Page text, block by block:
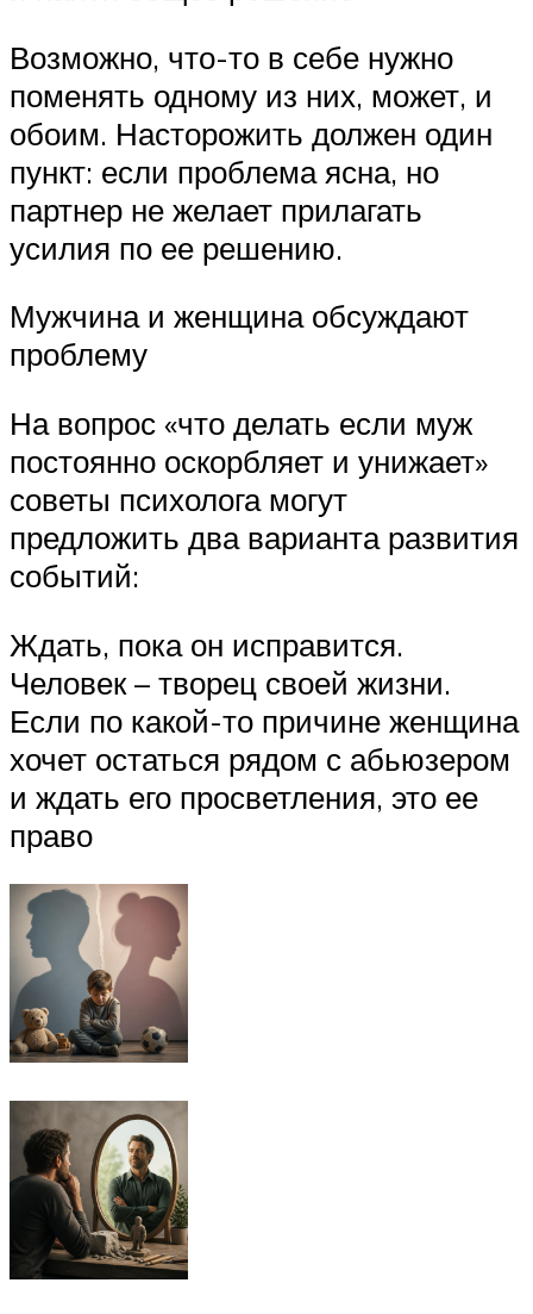
Возможно, что-то в себе нужно
поменять одному из них, может, и
обоим. Насторожить должен один
пункт: если проблема ясна, но
партнер не желает прилагать
усилия по ее решению.
Мужчина и женщина обсуждают
проблему
На вопрос «что делать если муж
постоянно оскорбляет и унижает»
советы психолога могут
предложить два варианта развития
событий:
Ждать, пока он исправится.
Человек – творец своей жизни.
Если по какой-то причине женщина
хочет остаться рядом с абьюзером
и ждать его просветления, это ее
право